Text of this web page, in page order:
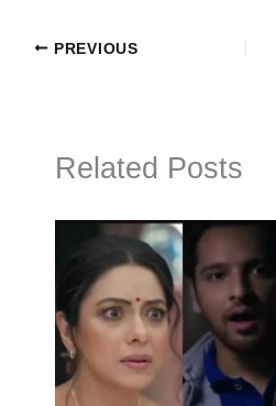
PREVIOUS
Related Posts